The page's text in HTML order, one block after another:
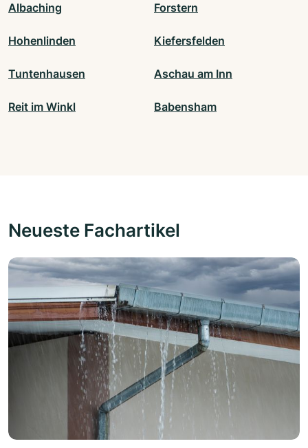
Albaching Forstern
Hohenlinden Kiefersfelden
Tuntenhausen Aschau am Inn
Reit im Winkl Babensham
Neueste Fachartikel